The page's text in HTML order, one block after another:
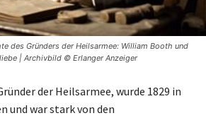
des Gründers der Heilsarmee: William Booth und
| Archivbild © Erlanger Anzeiger
der Heilsarmee, wurde 1829 in
und war stark von den